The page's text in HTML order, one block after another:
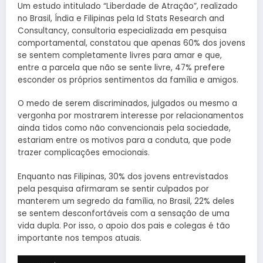
Um estudo intitulado “Liberdade de Atração”, realizado
no Brasil, Índia e Filipinas pela Id Stats Research and
Consultancy, consultoria especializada em pesquisa
comportamental, constatou que apenas 60% dos jovens
se sentem completamente livres para amar e que,
entre a parcela que não se sente livre, 47% prefere
esconder os próprios sentimentos da família e amigos.
O medo de serem discriminados, julgados ou mesmo a
vergonha por mostrarem interesse por relacionamentos
ainda tidos como não convencionais pela sociedade,
estariam entre os motivos para a conduta, que pode
trazer complicações emocionais.
Enquanto nas Filipinas, 30% dos jovens entrevistados
pela pesquisa afirmaram se sentir culpados por
manterem um segredo da família, no Brasil, 22% deles
se sentem desconfortáveis com a sensação de uma
vida dupla. Por isso, o apoio dos pais e colegas é tão
importante nos tempos atuais.